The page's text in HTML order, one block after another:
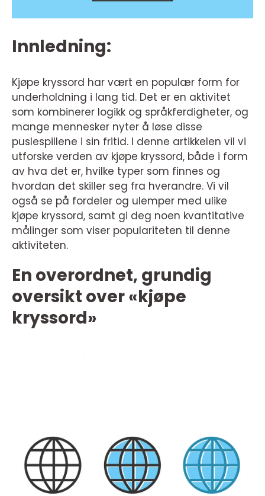
Innledning:
Kjøpe kryssord har vært en populær form for
underholdning i lang tid. Det er en aktivitet
som kombinerer logikk og språkferdigheter, og
mange mennesker nyter å løse disse
puslespillene i sin fritid. I denne artikkelen vil vi
utforske verden av kjøpe kryssord, både i form
av hva det er, hvilke typer som finnes og
hvordan det skiller seg fra hverandre. Vi vil
også se på fordeler og ulemper med ulike
kjøpe kryssord, samt gi deg noen kvantitative
målinger som viser populariteten til denne
aktiviteten.
En overordnet, grundig
oversikt over «kjøpe
kryssord»